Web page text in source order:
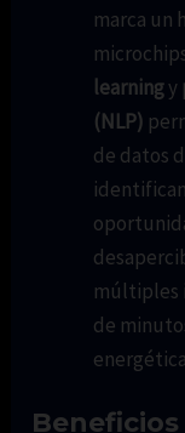
marca un
learningy
(NLP)
de datos
múltiples
de